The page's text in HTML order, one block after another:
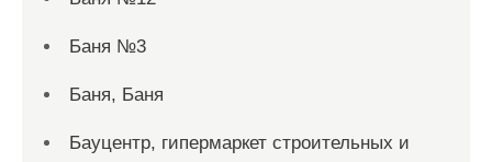
Баня №3
Баня, Баня
Бауцентр, гипермаркет строительных и